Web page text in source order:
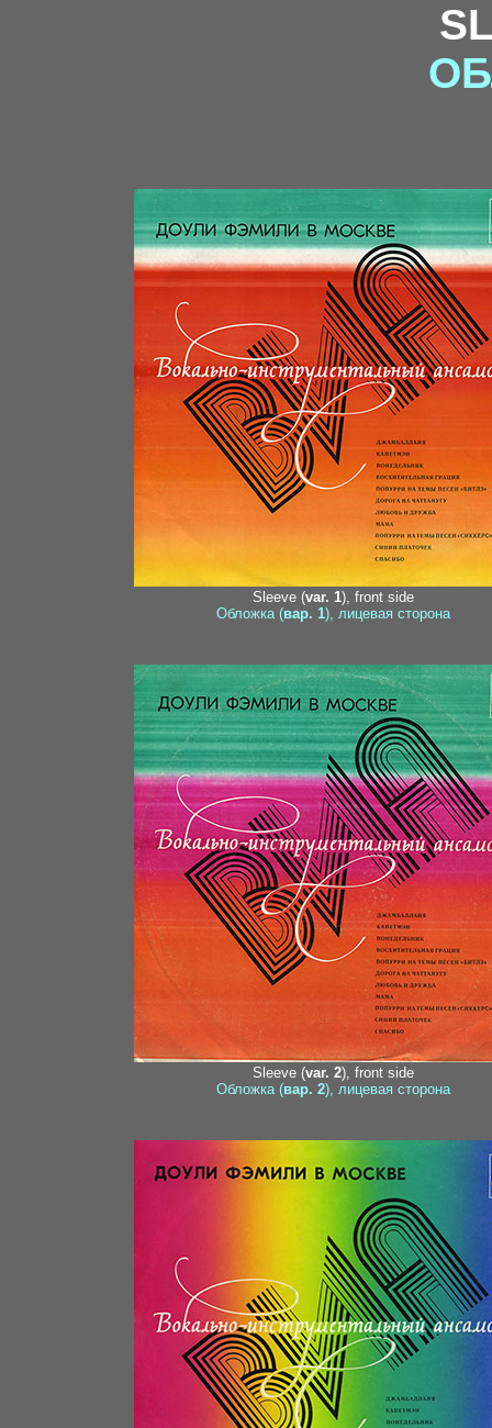
Sleeve (var. 1), front side
Обложка (вар. 1), лицевая сторона
Sleeve (var. 2), front side
Обложка (вар. 2), лицевая сторона